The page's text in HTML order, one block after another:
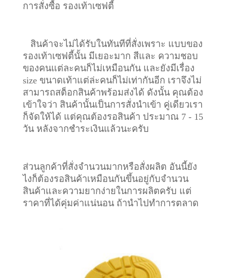
การสั่งซื้อ รองเท้าเซฟตี้
สินค้าจะไม่ได้รับในทันทีที่สั่งเพราะ แบบของ
รองเท้าเซฟตี้นั้น มีเยอะมาก สีและ ความชอบ
ของคนแต่ละคนก็ไม่เหมือนกัน และยังมีเรื่อง
size ขนาดเท้าแต่ล่ะคนก็ไม่เท่ากันอีก เราจึงไม่
สามารถสต็อกสินค้าพร้อมส่งได้ ดังนั้น คุณต้อง
เข้าใจว่า สินค้านั้นเป็นการสั่งนำเข้า คู่เดียวเรา
ก็จัดให้ได้ แต่คุณต้องรอสินค้า ประมาณ 7 - 15
วัน หลังจากชำระเงินแล้วนะครับ
ส่วนลูกค้าที่สั่งจำนวนมากหรือสั่งผลิต อันนี้ยัง
ไงก็ต้องรอสินค้าเหมือนกันขึ้นอยู่กับจำนวน
สินค้าและความยากง่ายในการผลิตครับ แต่
ราคาที่ได้คุ่มค่าแน่นอน ถ้านำไปทำการตลาด